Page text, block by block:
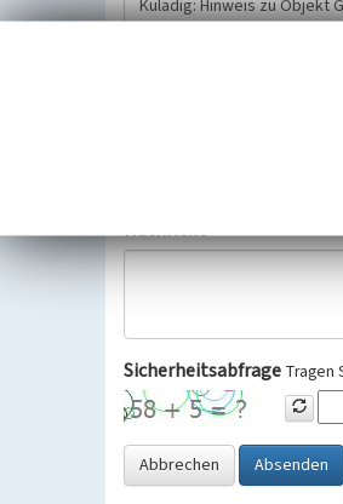
Wir bitten Sie um freiwillige
Selbstverständlich werden
Nachricht
Sicherheitsabfrage Tragen
Abbrechen Absenden